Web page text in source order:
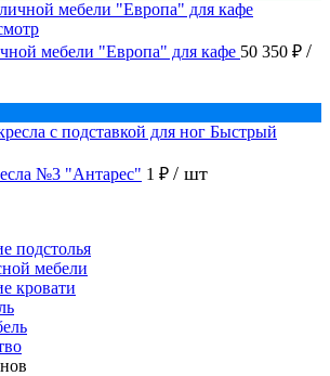
мебели "Европа" для кафе 50 350 ₽ /
Быстрый
№3 "Антарес" 1 ₽ / шт
подстолья
мебели
кровати